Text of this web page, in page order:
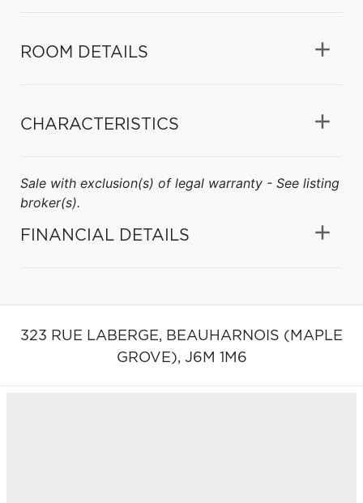
ROOM DETAILS
CHARACTERISTICS
Sale with exclusion(s) of legal warranty - See listing
broker(s).
FINANCIAL DETAILS
323 RUE LABERGE, BEAUHARNOIS (MAPLE
GROVE), J6M 1M6